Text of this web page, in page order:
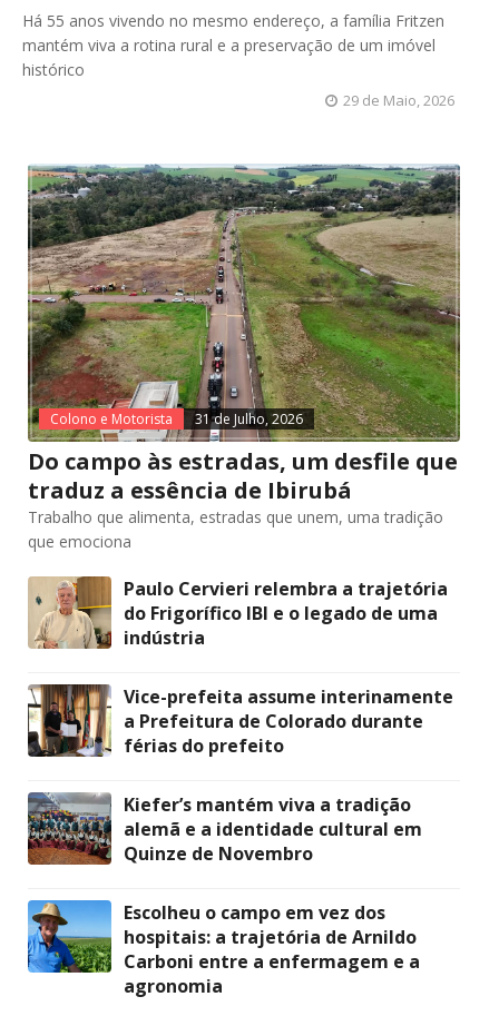
Há 55 anos vivendo no mesmo endereço, a família Fritzen
mantém viva a rotina rural e a preservação de um imóvel
histórico
29 de Maio, 2026
Colono e Motorista 31 de Julho, 2026
Do campo às estradas, um desfile que
traduz a essência de Ibirubá
Trabalho que alimenta, estradas que unem, uma tradição
que emociona
Paulo Cervieri relembra a trajetória
do Frigorífico IBI e o legado de uma
indústria
Vice-prefeita assume interinamente
a Prefeitura de Colorado durante
férias do prefeito
Kiefer’s mantém viva a tradição
alemã e a identidade cultural em
Quinze de Novembro
Escolheu o campo em vez dos
hospitais: a trajetória de Arnildo
Carboni entre a enfermagem e a
agronomia